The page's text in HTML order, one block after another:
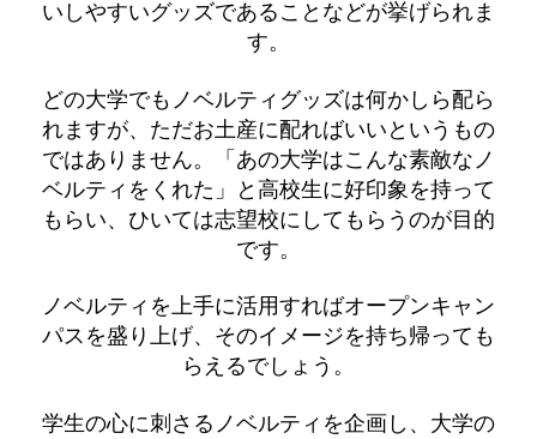
いしやすいグッズであることなどが挙げられま
す。
どの大学でもノベルティグッズは何かしら配ら
れますが、ただお土産に配ればいいというもの
ではありません。「あの大学はこんな素敵なノ
ベルティをくれた」と高校生に好印象を持って
もらい、ひいては志望校にしてもらうのが目的
です。
ノベルティを上手に活用すればオープンキャン
パスを盛り上げ、そのイメージを持ち帰っても
らえるでしょう。
学生の心に刺さるノベルティを企画し、大学の